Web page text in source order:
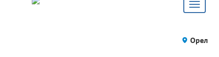
Toggle
Орел